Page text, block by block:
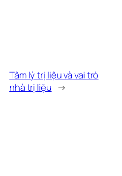
Tâm lý trị liệu và vai trò
nhà trị liệu →